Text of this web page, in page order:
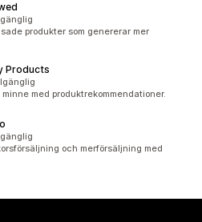
produkter som genererar mer
Products
med produktrekommendationer.
och merförsäljning med